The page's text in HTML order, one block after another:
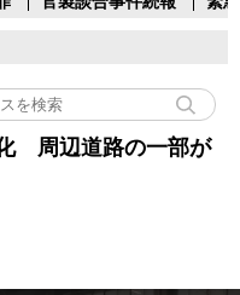
周辺道路の一部が